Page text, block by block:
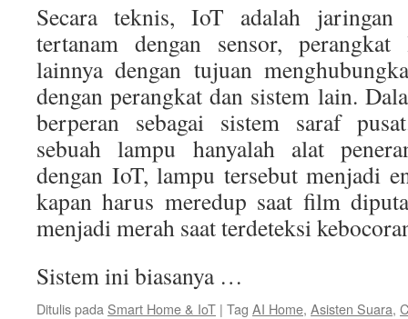
Secara teknis, IoT adalah
tertanam dengan sensor,
lainnya dengan tujuan
dengan perangkat dan sistem lain.
berperan sebagai sistem saraf
sebuah lampu hanyalah alat
dengan IoT, lampu tersebut menjadi
kapan harus meredup saat film
menjadi merah saat terdeteksi
Sistem ini biasanya …
Ditulis pada Smart Home & IoT | Tag AI Home, Asisten Suara,